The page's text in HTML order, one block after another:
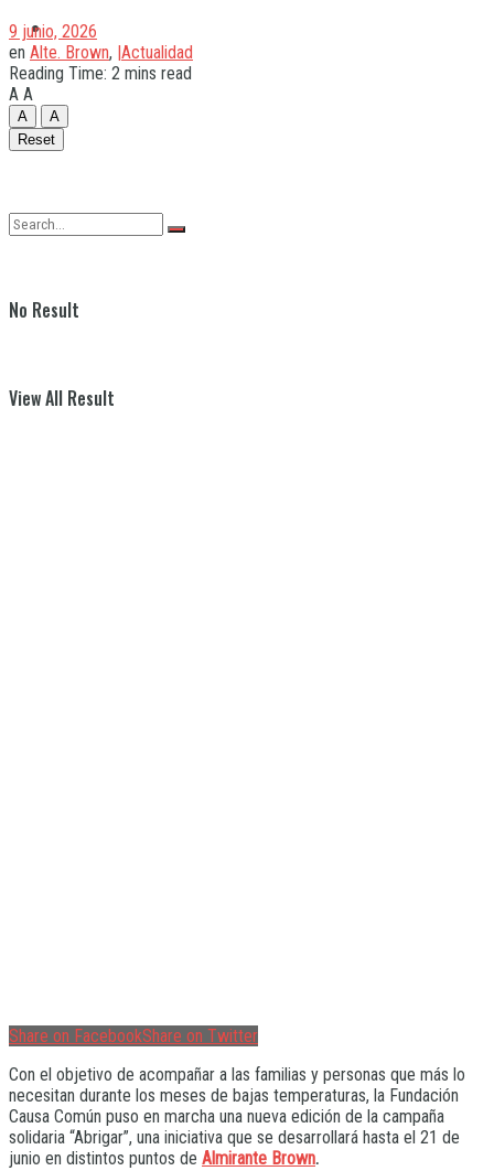
Varela
No Result
View All Result
9 junio, 2026
en Alte. Brown, |Actualidad
Reading Time: 2 mins read
A A
A
A
Reset
Share on FacebookShare on Twitter
Con el objetivo de acompañar a las familias y personas que más lo
necesitan durante los meses de bajas temperaturas, la Fundación
Causa Común puso en marcha una nueva edición de la campaña
solidaria “Abrigar”, una iniciativa que se desarrollará hasta el 21 de
junio en distintos puntos de Almirante Brown.